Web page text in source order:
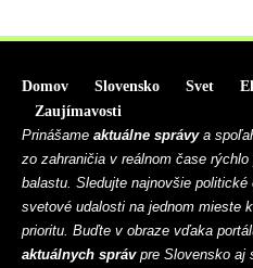
Domov Slovensko Svet
Zaujímavosti
Prinášame aktuálne správya
zo zahraničia v reálnom čase
balastu. Sledujte najnovšie
svetové udalosti na jednom mieste
prioritu. Buďte v obraze vďaka
aktuálnych správpre Slovensko aj